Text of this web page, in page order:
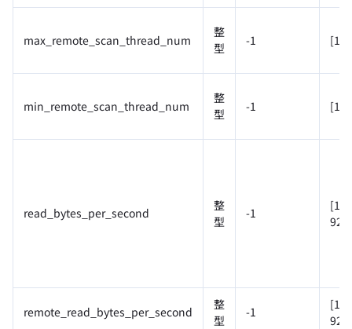
max_remote_scan_thread_num
整
型
-1 [1,
min_remote_scan_thread_num
整
型
-1 [1,
read_bytes_per_second
整
型
-1
[1,
remote_read_bytes_per_second
整
型
-1
[1,